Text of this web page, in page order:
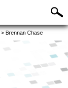
> Brennan Chase